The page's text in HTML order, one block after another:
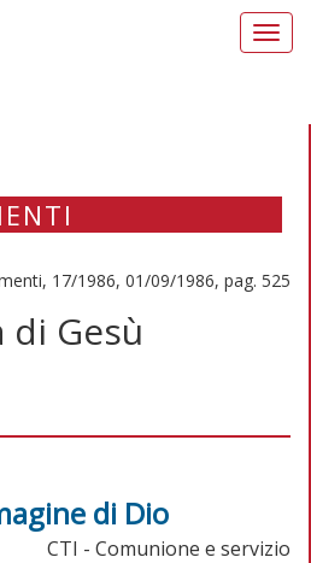
17/1986, 01/09/1986, pag. 525
di Gesù
di Dio
CTI - Comunione e servizio